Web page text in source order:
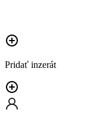
Pridať inzerát